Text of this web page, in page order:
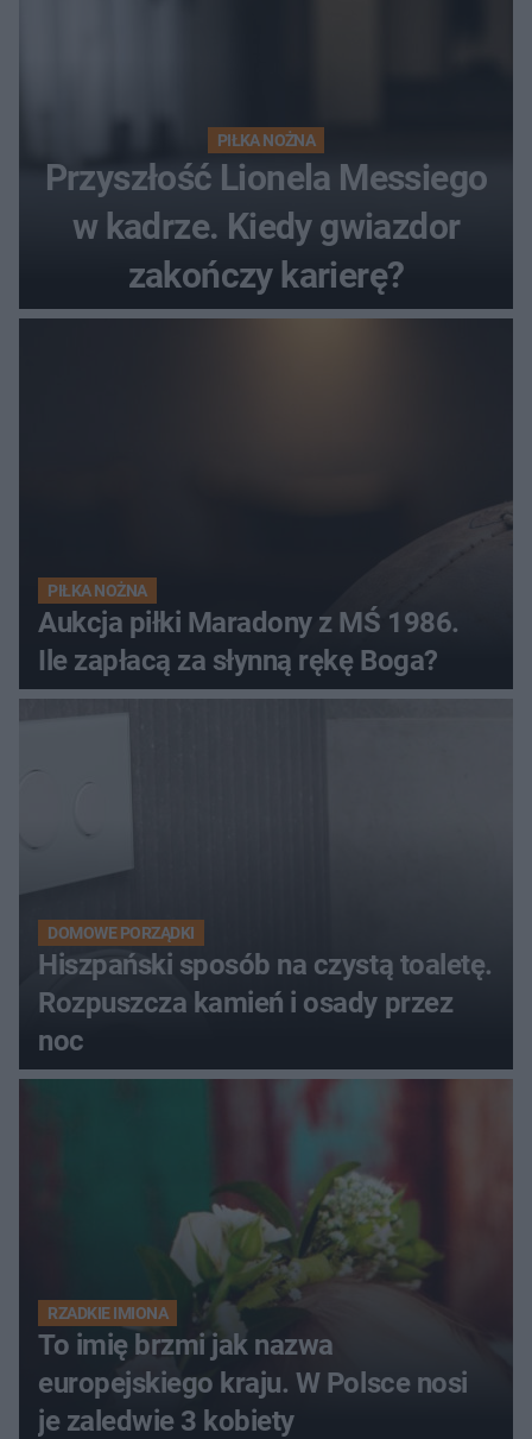
PIŁKA NOŻNA
Przyszłość Lionela Messiego
w kadrze. Kiedy gwiazdor
zakończy karierę?
PIŁKA NOŻNA
Aukcja piłki Maradony z MŚ 1986.
Ile zapłacą za słynną rękę Boga?
DOMOWE PORZĄDKI
Hiszpański sposób na czystą toaletę.
Rozpuszcza kamień i osady przez
noc
RZADKIE IMIONA
To imię brzmi jak nazwa
europejskiego kraju. W Polsce nosi
je zaledwie 3 kobiety